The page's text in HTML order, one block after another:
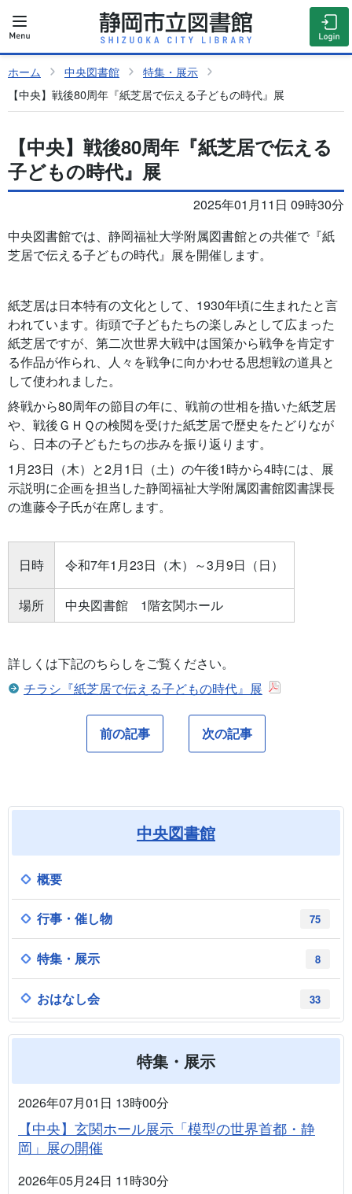
ホーム 中央図書館
特集・展示
【中央】戦後80周年『紙芝居で伝える子どもの時代』展
【中央】戦後80周年『紙芝居で伝える
子どもの時代』展
2025年01月11日 09時30分
中央図書館では、静岡福祉大学附属図書館との共催で『紙
芝居で伝える子どもの時代』展を開催します。
紙芝居は日本特有の文化として、1930年頃に生まれたと言
われています。街頭で子どもたちの楽しみとして広まった
紙芝居ですが、第二次世界大戦中は国策から戦争を肯定す
る作品が作られ、人々を戦争に向かわせる思想戦の道具と
して使われました。
終戦から80周年の節目の年に、戦前の世相を描いた紙芝居
や、戦後ＧＨＱの検閲を受けた紙芝居で歴史をたどりなが
ら、日本の子どもたちの歩みを振り返ります。
1月23日（木）と2月1日（土）の午後1時から4時には、展
示説明に企画を担当した静岡福祉大学附属図書館図書課長
の進藤令子氏が在席します。
日時 令和7年1月23日（木）～3月9日（日）
場所 中央図書館 1階玄関ホール
詳しくは下記のちらしをご覧ください。
チラシ『紙芝居で伝える子どもの時代』展
前の記事 次の記事
中央図書館
概要
75
行事・催し物
8
特集・展示
33
おはなし会
特集・展示
2026年07月01日 13時00分
【中央】玄関ホール展示「模型の世界首都・静
岡」展の開催
2026年05月24日 11時30分